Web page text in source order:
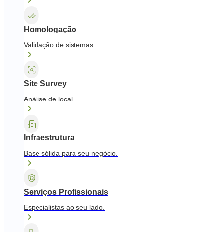
Homologação
Validação de sistemas.
Site Survey
Análise de local.
Infraestrutura
Base sólida para seu negócio.
Serviços Profissionais
Especialistas ao seu lado.